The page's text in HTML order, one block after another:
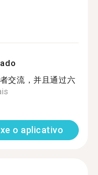
交流，并且通过六
o aplicativo